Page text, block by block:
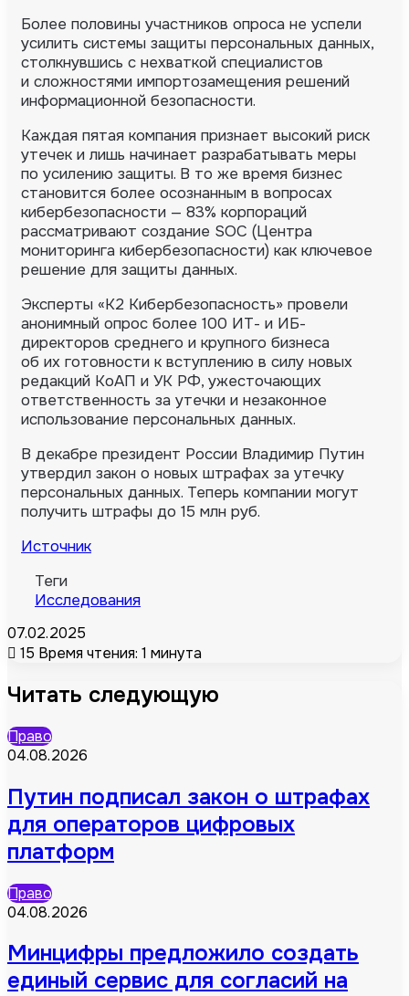
Более половины участников опроса не успели
усилить системы защиты персональных данных,
столкнувшись с нехваткой специалистов
и сложностями импортозамещения решений
информационной безопасности.
Каждая пятая компания признает высокий риск
утечек и лишь начинает разрабатывать меры
по усилению защиты. В то же время бизнес
становится более осознанным в вопросах
кибербезопасности — 83% корпораций
рассматривают создание SOC (Центра
мониторинга кибербезопасности) как ключевое
решение для защиты данных.
Эксперты «К2 Кибербезопасность» провели
анонимный опрос более 100 ИТ- и ИБ-
директоров среднего и крупного бизнеса
об их готовности к вступлению в силу новых
редакций КоАП и УК РФ, ужесточающих
ответственность за утечки и незаконное
использование персональных данных.
В декабре президент России Владимир Путин
утвердил закон о новых штрафах за утечку
персональных данных. Теперь компании могут
получить штрафы до 15 млн руб.
Источник
Теги
Исследования
07.02.2025
15 Время чтения: 1 минута
Читать следующую
Право
04.08.2026
Путин подписал закон о штрафах
для операторов цифровых
платформ
Право
04.08.2026
Минцифры предложило создать
единый сервис для согласий на